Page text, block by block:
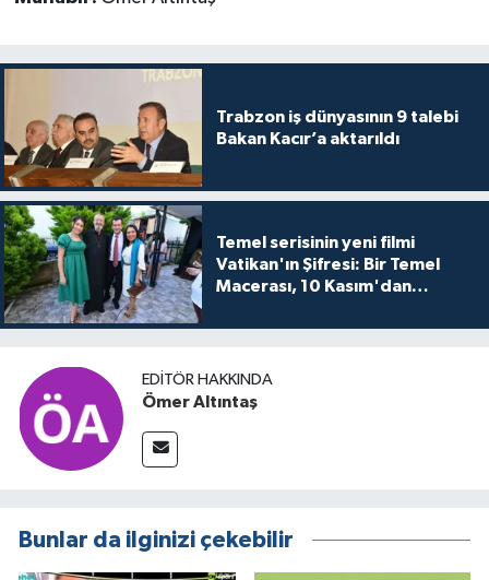
Trabzon iş dünyasının 9 talebi
Bakan Kacır’a aktarıldı
Temel serisinin yeni filmi
Vatikan'ın Şifresi: Bir Temel
Macerası, 10 Kasım'dan
buluşuyo
EDITÖR HAKKINDA
Ömer Altıntaş
Bunlar da ilginizi çekebilir